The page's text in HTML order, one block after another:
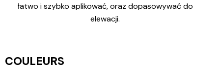
łatwo i szybko aplikować, oraz dopasowywać do
elewacji.
COULEURS